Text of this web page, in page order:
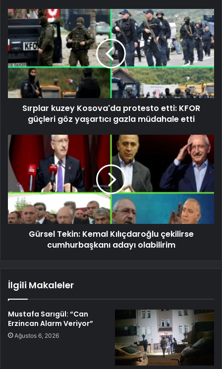
Sırplar kuzey Kosova'da protesto etti: KFOR
güçleri göz yaşartıcı gazla müdahale etti
Gürsel Tekin: Kemal Kılıçdaroğlu çekilirse
cumhurbaşkanı adayı olabilirim
İlgili Makaleler
Mustafa Sarıgül: “Can
Erzincan Alarm Veriyor”
Ağustos 6, 2026